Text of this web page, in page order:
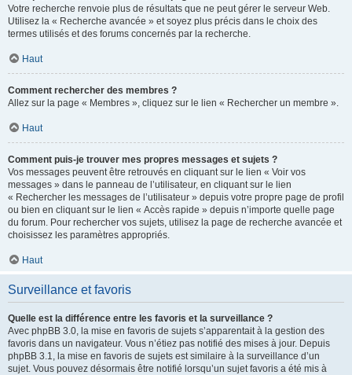
Votre recherche renvoie plus de résultats que ne peut gérer le serveur Web.
Utilisez la « Recherche avancée » et soyez plus précis dans le choix des
termes utilisés et des forums concernés par la recherche.
Haut
Comment rechercher des membres ?
Allez sur la page « Membres », cliquez sur le lien « Rechercher un membre ».
Haut
Comment puis-je trouver mes propres messages et sujets ?
Vos messages peuvent être retrouvés en cliquant sur le lien « Voir vos
messages » dans le panneau de l’utilisateur, en cliquant sur le lien
« Rechercher les messages de l’utilisateur » depuis votre propre page de profil
ou bien en cliquant sur le lien « Accès rapide » depuis n’importe quelle page
du forum. Pour rechercher vos sujets, utilisez la page de recherche avancée et
choisissez les paramètres appropriés.
Haut
Surveillance et favoris
Quelle est la différence entre les favoris et la surveillance ?
Avec phpBB 3.0, la mise en favoris de sujets s’apparentait à la gestion des
favoris dans un navigateur. Vous n’étiez pas notifié des mises à jour. Depuis
phpBB 3.1, la mise en favoris de sujets est similaire à la surveillance d’un
sujet. Vous pouvez désormais être notifié lorsqu’un sujet favoris a été mis à